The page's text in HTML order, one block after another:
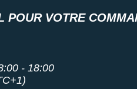
POUR VOTRE
- 18:00